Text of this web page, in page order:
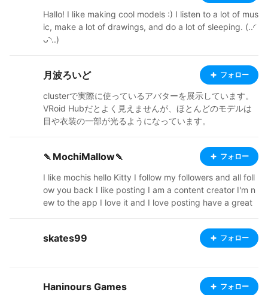
Hallo! I like making cool models :) I listen to a lot of mus
ic, make a lot of drawings, and do a lot of sleeping. (..◜
ᴗ◝..)
月波ろいど フォロー
clusterで実際に使っているアバターを展示しています。
VRoid Hubだとよく見えませんが、ほとんどのモデルは
目や衣装の一部が光るようになっています。
🍡MochiMallow🍡 フォロー
I like mochis hello Kitty I follow my followers and all foll
ow you back I like posting I am a content creator I'm n
ew to the app I love it and I love posting have a great
skates99 フォロー
Haninours Games フォロー